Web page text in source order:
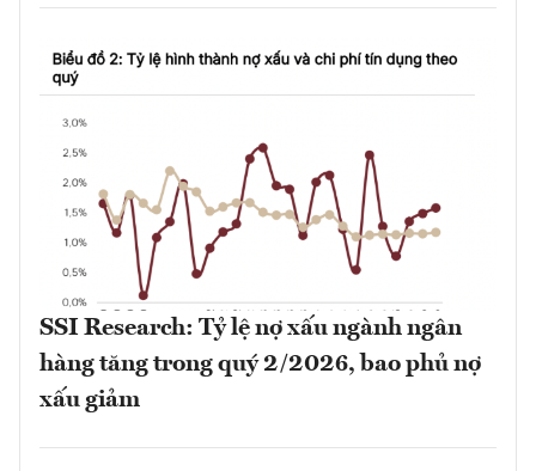
SSI Research: Tỷ lệ nợ xấu ngành ngân
hàng tăng trong quý 2/2026, bao phủ nợ
xấu giảm